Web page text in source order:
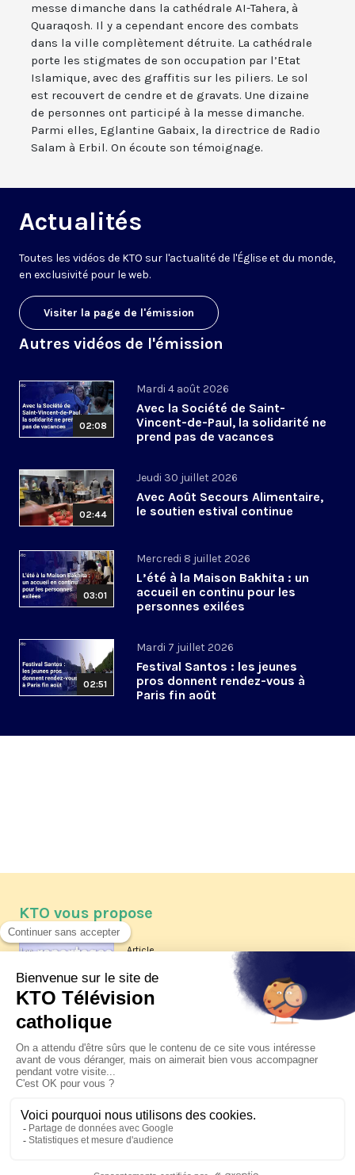
messe dimanche dans la cathédrale AI-Tahera, à
Quaraqosh. Il y a cependant encore des combats
dans la ville complètement détruite. La cathédrale
porte les stigmates de son occupation par l’Etat
Islamique, avec des graffitis sur les piliers. Le sol
est recouvert de cendre et de gravats. Une dizaine
de personnes ont participé à la messe dimanche.
Parmi elles, Eglantine Gabaix, la directrice de Radio
Salam à Erbil. On écoute son témoignage.
Actualités
Toutes les vidéos de KTO sur l'actualité de l'Église et du monde,
en exclusivité pour le web.
Visiter la page de l'émission
Autres vidéos de l'émission
02:08
Mardi 4 août 2026
Avec la Société de Saint-
Vincent-de-Paul, la solidarité ne
prend pas de vacances
02:44
Jeudi 30 juillet 2026
Avec Août Secours Alimentaire,
le soutien estival continue
03:01
Mercredi 8 juillet 2026
L’été à la Maison Bakhita : un
accueil en continu pour les
personnes exilées
02:51
Mardi 7 juillet 2026
Festival Santos : les jeunes
pros donnent rendez-vous à
Paris fin août
KTO vous propose
Article
Les reportages d'été 2026 de KTO
La visite pastorale du pape Léon
XIV à Assise à suivre sur KTO le
jeudi 6 août
Le pape en Uruguay, Argentine et
Pérou du 6 au 17 novembre 2026